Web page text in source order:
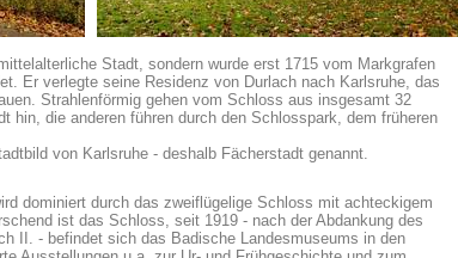
Stadt, sondern wurde erst 1715 vom Markgrafen
Er verlegte seine Residenz von Durlach nach Karlsruhe, das
Strahlenförmig gehen vom Schloss aus insgesamt 32
hin, die anderen führen durch den Schlosspark, dem früheren
von Karlsruhe - deshalb Fächerstadt genannt.
dominiert durch das zweiflügelige Schloss mit achteckigem
ist das Schloss, seit 1919 - nach der Abdankung des
II. - befindet sich das Badische Landesmuseums in den